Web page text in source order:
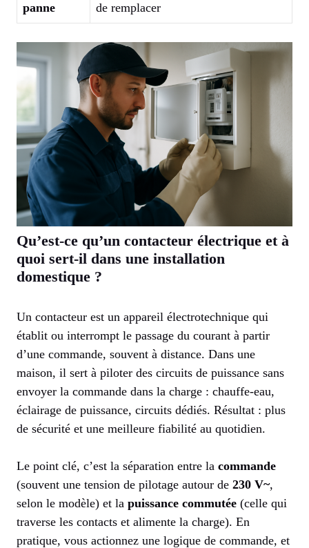
panne
de remplacer
Qu’est-ce qu’un contacteur électrique et à
quoi sert-il dans une installation
domestique ?
Un contacteur est un appareil électrotechnique qui
établit ou interrompt le passage du courant à partir
d’une commande, souvent à distance. Dans une
maison, il sert à piloter des circuits de puissance sans
envoyer la commande dans la charge : chauffe-eau,
éclairage de puissance, circuits dédiés. Résultat : plus
de sécurité et une meilleure fiabilité au quotidien.
Le point clé, c’est la séparation entre la commande
(souvent une tension de pilotage autour de 230 V~,
selon le modèle) et la puissance commutée (celle qui
traverse les contacts et alimente la charge). En
pratique, vous actionnez une logique de commande, et